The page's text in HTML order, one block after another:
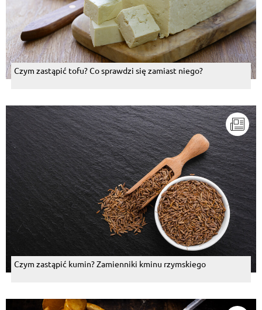
Czym zastąpić tofu? Co sprawdzi się zamiast niego?
Czym zastąpić kumin? Zamienniki kminu rzymskiego